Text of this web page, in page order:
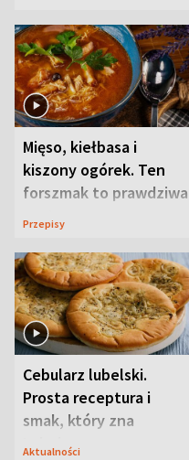
Mięso, kiełbasa i
kiszony ogórek. Ten
forszmak to prawdziwa
uczta
Przepisy
Cebularz lubelski.
Prosta receptura i
smak, który zna
Lubelszczyzna
Aktualności